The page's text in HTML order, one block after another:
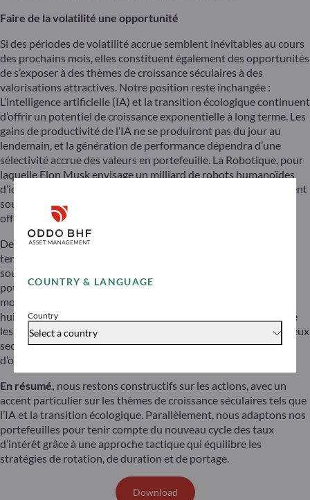
COUNTRY & LANGUAGE
Country
Select a country
Faire de la volatilité une opportunité
Si des périodes de volatilité accrue semblent inévitables au cours
des prochains mois, elles constituent également des opportunités
de s’exposer à des thèmes de croissance séculaires à des
valorisations attractives. Notre position reste inchangée :
L’intelligence artificielle (IA) et la transition écologique continuent
d’offrir un potentiel de croissance exponentielle à long terme. Les
gains de productivité de l’IA ne se produiront pas du jour au
lendemain, et la génération de performance dépendra d’une
sélectivité accrue des valeurs en portefeuille. La Robotique, pour
laquelle Elon Musk envisage un milliard de robots humanoïdes
d’ici 2040, et la recherche pharmaceutique pilotée par l’IA restent
sous-explorées par la plupart des investisseurs, alors qu’elles
offrent des opportunités significatives.
De même, nous pensons que la révolution verte est loin d’être
terminée. L’expansion des énergies propres n’est pas seulement
souhaitable d’un point de vue social, elle offre également un
potentiel de surperformance à long terme. Les investissements
mondiaux dans l’énergie durable ont été multipliés par plus de
huit au cours de la dernière décennie, ce qui a permis de réduire
les coûts et de rendre l’énergie propre rentable dans de nombreux
secteurs. Cette dynamique débouche sur un large éventail
d’opportunités d’investissement.
En résumé, nous restons constructifs sur les actions, avec un
accent particulier sur les thèmes de croissance séculaires tels que
l’IA et la transition écologique. Parallèlement, nous adaptons nos
portefeuilles pour tenir compte du nouveau cycle des taux
d’intérêt grâce à une approche tactique qui équilibre les
stratégies de rotation, de duration et de portage.
Download